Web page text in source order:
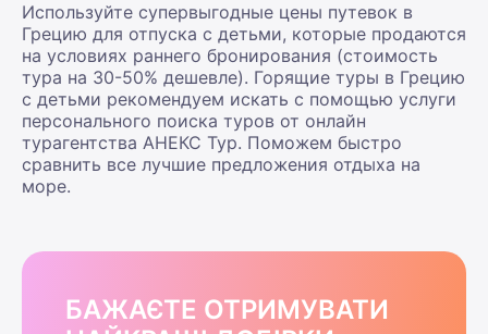
Используйте супервыгодные цены путевок в
Грецию для отпуска с детьми, которые продаются
на условиях раннего бронирования (стоимость
тура на 30-50% дешевле). Горящие туры в Грецию
с детьми рекомендуем искать с помощью услуги
персонального поиска туров от онлайн
турагентства АНЕКС Тур. Поможем быстро
сравнить все лучшие предложения отдыха на
море.
БАЖАЄТЕ ОТРИМУВАТИ